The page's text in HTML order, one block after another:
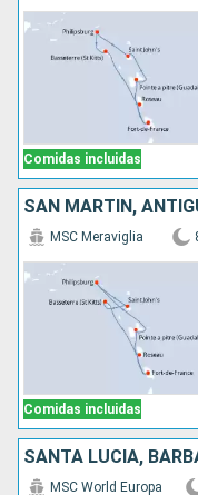
Comidas incluidas
Comidas incluidas
MSC Meraviglia
MSC World Europa